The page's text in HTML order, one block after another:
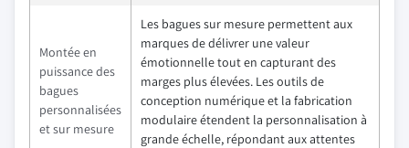
Montée en
puissance des
bagues
personnalisées
et sur mesure
Les bagues sur mesure permettent aux
marques de délivrer une valeur
émotionnelle tout en capturant des
marges plus élevées. Les outils de
conception numérique et la fabrication
modulaire étendent la personnalisation à
grande échelle, répondant aux attentes